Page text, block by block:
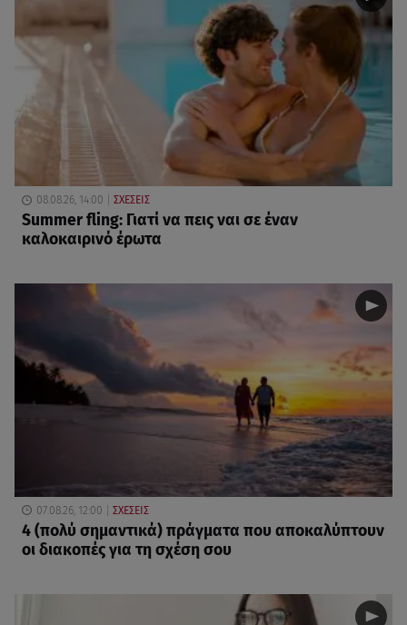
08.08.26, 14:00 ΣΧΕΣΕΙΣ
Summer fling: Γιατί να πεις ναι σε έναν
καλοκαιρινό έρωτα
07.08.26, 12:00 ΣΧΕΣΕΙΣ
4 (πολύ σημαντικά) πράγματα που αποκαλύπτουν
οι διακοπές για τη σχέση σου